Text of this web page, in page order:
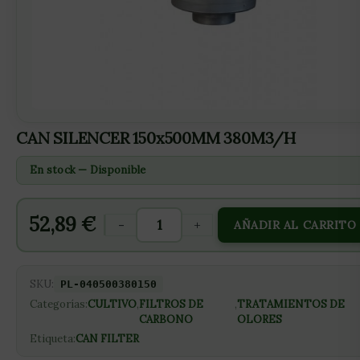
CAN SILENCER 150x500MM 380M3/H
En stock — Disponible
52,89 € - + AÑADIR AL CARRITO
SKU: PL-040500380150
Categorías:CULTIVO,FILTROS DE
CARBONO
,TRATAMIENTOS DE
OLORES
Etiqueta:CAN FILTER